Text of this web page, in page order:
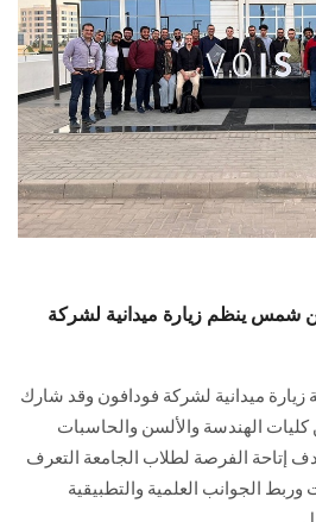
شمس ينظم زيارة ميدانية لشركة
ميدانية لشركة فودافون وقد شارك
26 طالب من كليات الهندسة والألسن والحاسبات
إتاحة الفرصة لطلاب الجامعة التعرف
الجوانب العلمية والتطبيقية